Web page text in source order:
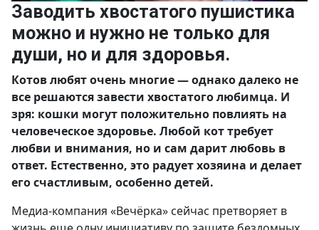
Заводить хвостатого пушистика
можно и нужно не только для
души, но и для здоровья.
Котов любят очень многие — однако далеко не
все решаются завести хвостатого любимца. И
зря: кошки могут положительно повлиять на
человеческое здоровье. Любой кот требует
любви и внимания, но и сам дарит любовь в
ответ. Естественно, это радует хозяина и делает
его счастливым, особенно детей.
Медиа-компания «Вечёрка» сейчас претворяет в